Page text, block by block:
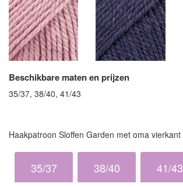
Beschikbare maten en prijzen
35/37, 38/40, 41/43
Haakpatroon Sloffen Garden met oma vierkant
35/37 38/40 41/43